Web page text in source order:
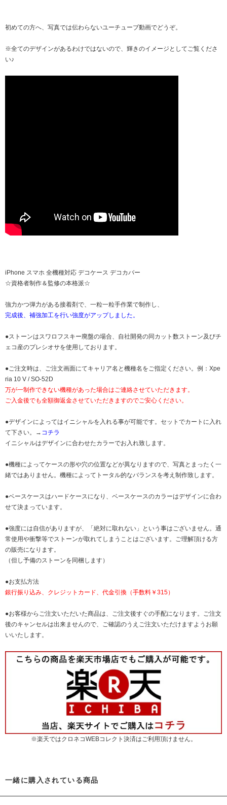
初めての方へ、写真では伝わらないユーチューブ動画でどうぞ。
※全てのデザインがあるわけではないので、輝きのイメージとしてご覧くださ
い♪
iPhone スマホ 全機種対応 デコケース デコカバー
☆資格者制作＆監修の本格派☆
強力かつ弾力がある接着剤で、一粒一粒手作業で制作し、
完成後、補強加工を行い強度がアップしました。
●ストーンはスワロフスキー廃盤の場合、自社開発の同カット数ストーン及びチ
ェコ産のプレシオサを使用しております。
●ご注文時は、ご注文画面にてキャリア名と機種名をご指定ください。例：Xpe
ria 10 V / SO-52D
万が一制作できない機種があった場合はご連絡させていただきます。
ご入金後でも全額御返金させていただきますのでご安心ください。
●デザインによってはイニシャルを入れる事が可能です。セットでカートに入れ
て下さい。→ コチラ
イニシャルはデザインに合わせたカラーでお入れ致します。
●機種によってケースの形や穴の位置などが異なりますので、写真とまったく一
緒ではありません。機種によってトータル的なバランスを考え制作致します。
●ベースケースはハードケースになり、ベースケースのカラーはデザインに合わ
せて決まっています。
●強度には自信がありますが、「絶対に取れない」という事はございません。通
常使用や衝撃等でストーンが取れてしまうことはございます。ご理解頂ける方
の販売になります。
（但し予備のストーンを同梱します）
●お支払方法
銀行振り込み、クレジットカード、代金引換（手数料￥315）
●お客様からご注文いただいた商品は、ご注文後すぐの手配になります。ご注文
後のキャンセルは出来ませんので、ご確認のうえご注文いただけますようお願
いいたします。
※楽天ではクロネコWEBコレクト決済はご利用頂けません。
一緒に購入されている商品